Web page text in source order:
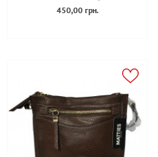
450,00 грн.